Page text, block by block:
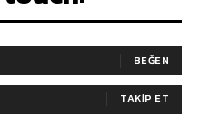
BEĞEN
TAKIP ET